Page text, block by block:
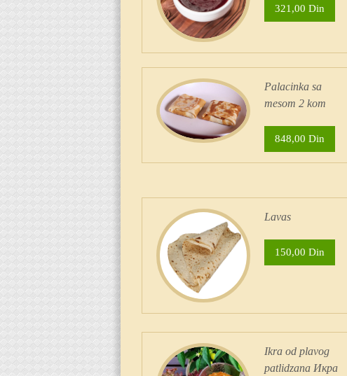
321,00 Din
Palacinka sa
mesom 2 kom
848,00 Din
Lavas
150,00 Din
Ikra od plavog
patlidzana Икра